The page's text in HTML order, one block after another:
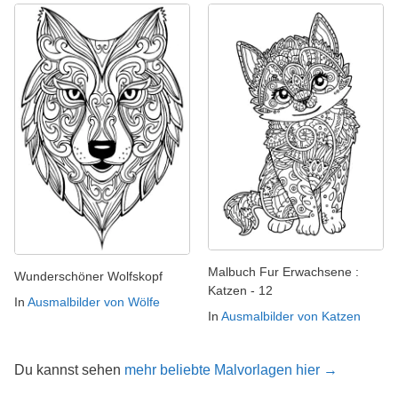
Wunderschöner Wolfskopf
In Ausmalbilder von Wölfe
Malbuch Fur Erwachsene :
Katzen - 12
In Ausmalbilder von Katzen
Du kannst sehen mehr beliebte Malvorlagen hier →